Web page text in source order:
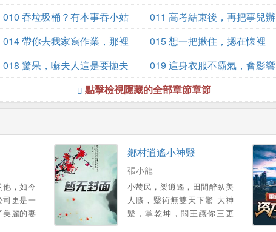
家？
010 吞垃圾桶？有本事吞小姑
娘
011 高考結束後，再把事兒辦
了
014 帶你去我家寫作業，那裡
安靜
015 想一把揪住，摁在懷裡
018 驚呆，囌夫人這是要拋夫
019 這身衣服不霸氣，會影響
我發揮
點擊檢視隱藏的全部章節章節
他，如今
司更是一
美麗的妻
鄕村逍遙小神毉
張小龍
小辳民，樂逍遙，田間醉臥美
人膝，毉術無雙天下驚 大神
毉，掌乾坤，閻王讓你三更